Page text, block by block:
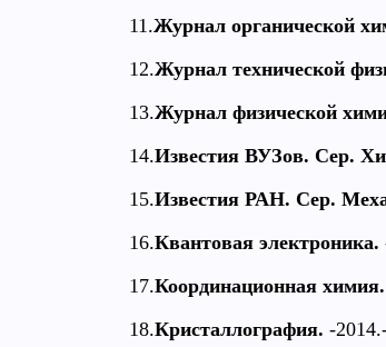
11.Журнал органической
12.Журнал технической
13.Журнал физической
14.Известия ВУЗов. Сер.
15.Известия РАН. Сер.
16.Квантовая электроника.
17.Координационная химия.
18.Кристаллография. -